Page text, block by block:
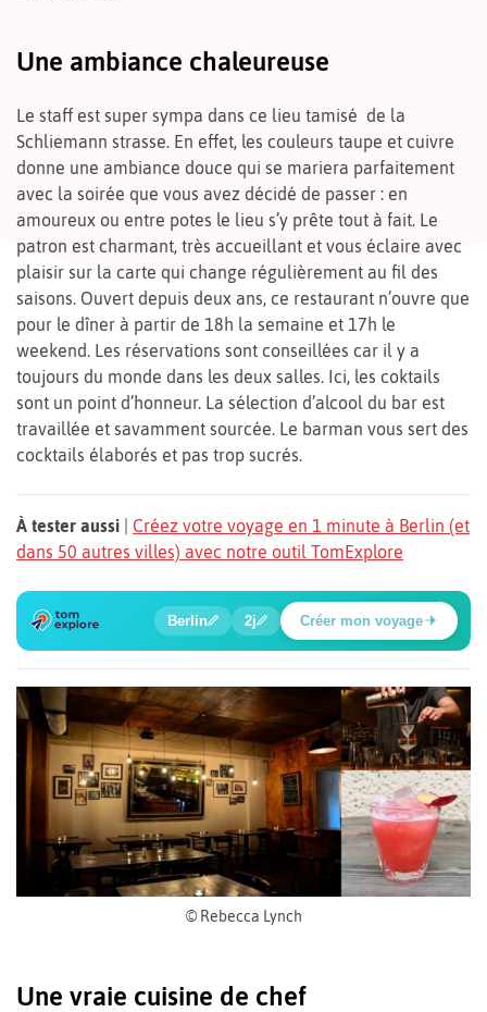
Une ambiance chaleureuse
Le staff est super sympa dans ce lieu tamisé de la
Schliemann strasse. En effet, les couleurs taupe et cuivre
donne une ambiance douce qui se mariera parfaitement
avec la soirée que vous avez décidé de passer : en
amoureux ou entre potes le lieu s’y prête tout à fait. Le
patron est charmant, très accueillant et vous éclaire avec
plaisir sur la carte qui change régulièrement au fil des
saisons. Ouvert depuis deux ans, ce restaurant n’ouvre que
pour le dîner à partir de 18h la semaine et 17h le
weekend. Les réservations sont conseillées car il y a
toujours du monde dans les deux salles. Ici, les coktails
sont un point d’honneur. La sélection d’alcool du bar est
travaillée et savamment sourcée. Le barman vous sert des
cocktails élaborés et pas trop sucrés.
À tester aussi
Créez votre voyage en 1 minute à Berlin (et
dans 50 autres villes) avec notre outil TomExplore
🔍
🔍
🔍
🍲
🔍
🔍
Place Potsdamer
Berlin 2j Créer mon voyage
© Rebecca Lynch
Une vraie cuisine de chef